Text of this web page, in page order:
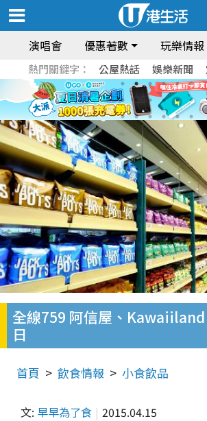
演唱會 優惠著數 玩樂情報
熱門關鍵字： 公屋熱話 娛樂新聞
全線759 阿信屋、
日
首頁 飲食情報 小食飲品
文: 早早為了食 2015.04.15